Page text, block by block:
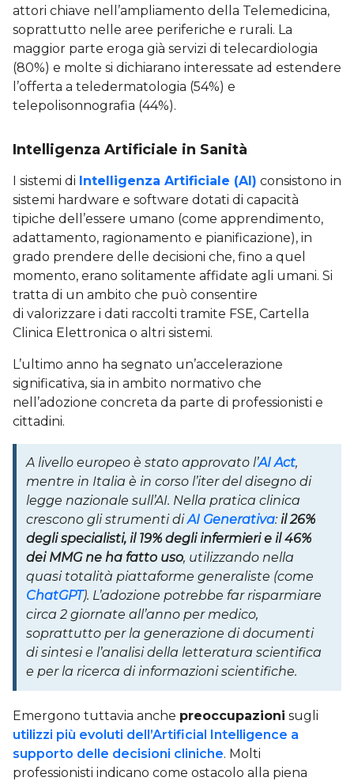
attori chiave nell’ampliamento della Telemedicina,
soprattutto nelle aree periferiche e rurali. La
maggior parte eroga già servizi di telecardiologia
(80%) e molte si dichiarano interessate ad estendere
l’offerta a teledermatologia (54%) e
telepolisonnografia (44%).
Intelligenza Artificiale in Sanità
I sistemi di Intelligenza Artificiale (AI) consistono in
sistemi hardware e software dotati di capacità
tipiche dell’essere umano (come apprendimento,
adattamento, ragionamento e pianificazione), in
grado prendere delle decisioni che, fino a quel
momento, erano solitamente affidate agli umani. Si
tratta di un ambito che può consentire
di valorizzare i dati raccolti tramite FSE, Cartella
Clinica Elettronica o altri sistemi.
L’ultimo anno ha segnato un’accelerazione
significativa, sia in ambito normativo che
nell’adozione concreta da parte di professionisti e
cittadini.
A livello europeo è stato approvato l’AI Act,
mentre in Italia è in corso l’iter del disegno di
legge nazionale sull’AI. Nella pratica clinica
crescono gli strumenti diAI Generativa: il 26%
degli specialisti, il 19% degli infermieri e il 46%
dei MMG ne ha fatto uso, utilizzando nella
quasi totalità piattaforme generaliste (come
ChatGPT). L’adozione potrebbe far risparmiare
circa 2 giornate all’anno per medico,
soprattutto per la generazione di documenti
di sintesi e l’analisi della letteratura scientifica
e per la ricerca di informazioni scientifiche.
Emergono tuttavia anche preoccupazioni sugli
utilizzi più evoluti dell’Artificial Intelligence a
supporto delle decisioni cliniche. Molti
professionisti indicano come ostacolo alla piena